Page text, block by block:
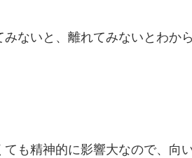
ないと、離れてみないとわか
も精神的に影響大なので、向